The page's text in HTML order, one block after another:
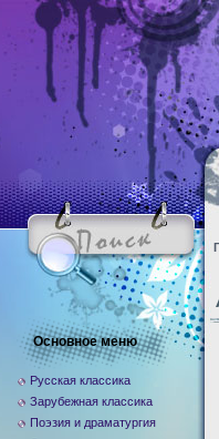
Основное меню
Русская классика
Зарубежная классика
Поэзия и драматургия